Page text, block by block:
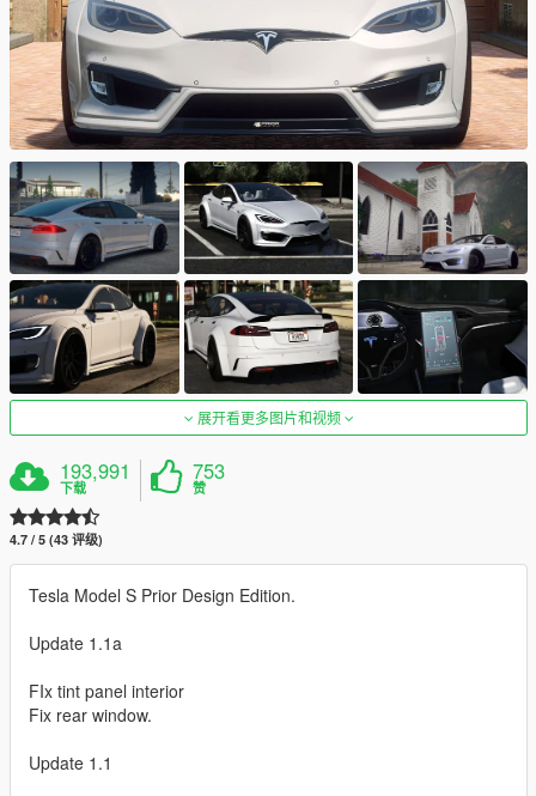
展开看更多图片和视频
193,991
下载
753
赞
4.7 / 5 (43 评级)
Tesla Model S Prior Design Edition.
Update 1.1a
FIx tint panel interior
Fix rear window.
Update 1.1